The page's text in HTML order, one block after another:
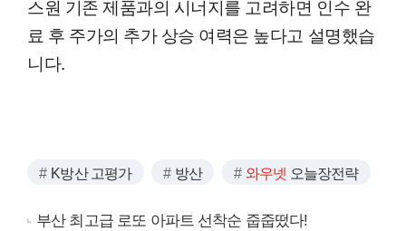
스원 기존 제품과의 시너지를 고려하면 인수 완
료 후 주가의 추가 상승 여력은 높다고 설명했습
니다.
K방산 고평가 방산 와우넷 오늘장전략
부산 최고급 로또 아파트 선착순 줍줍떴다!